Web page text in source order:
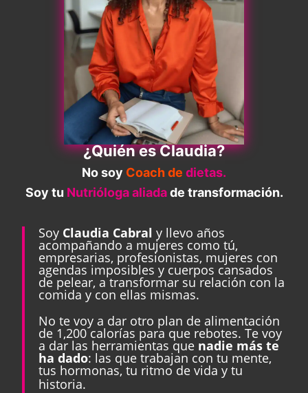
¿Quién es Claudia?
No soy Coach de dietas.
Soy tu Nutrióloga aliadade transformación.
Soy Claudia Cabral y llevo años
acompañando a mujeres como tú,
empresarias, profesionistas, mujeres con
agendas imposibles y cuerpos cansados
de pelear, a transformar su relación con la
comida y con ellas mismas.
No te voy a dar otro plan de alimentación
de 1,200 calorías para que rebotes. Te voy
a dar las herramientas que nadie más te
ha dado: las que trabajan con tu mente,
tus hormonas, tu ritmo de vida y tu
historia.